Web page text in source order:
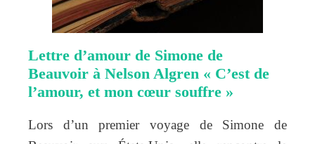
Lettre d’amour de Simone de
Beauvoir à Nelson Algren « C’est de
l’amour, et mon cœur souffre »
Lors d’un premier voyage de Simone de